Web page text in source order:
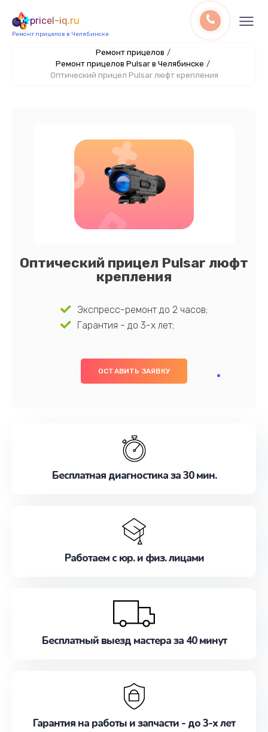
pricel-iq.ru
Ремонт прицелов в Челябинске
Ремонт прицелов /
Ремонт прицелов Pulsar в Челябинске /
Оптический прицел Pulsar люфт крепления
Оптический прицел Pulsar люфт
крепления
Экспресс-ремонт до 2 часов;
Гарантия - до 3-х лет;
ОСТАВИТЬ ЗАЯВКУ
Бесплатная диагностика за 30 мин.
Работаем с юр. и физ. лицами
Бесплатный выезд мастера за 40 минут
Гарантия на работы и запчасти - до 3-х лет